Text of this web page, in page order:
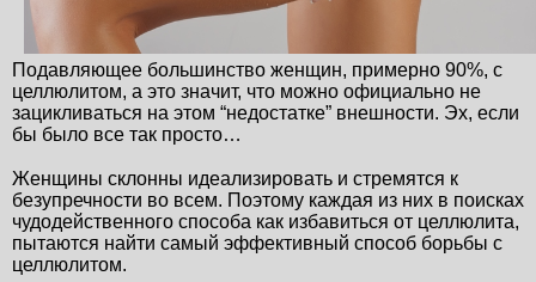
Подавляющее большинство женщин, примерно 90%, с
целлюлитом, а это значит, что можно официально не
зацикливаться на этом “недостатке” внешности. Эх, если
бы было все так просто…
Женщины склонны идеализировать и стремятся к
безупречности во всем. Поэтому каждая из них в поисках
чудодейственного способа как избавиться от целлюлита,
пытаются найти самый эффективный способ борьбы с
целлюлитом.